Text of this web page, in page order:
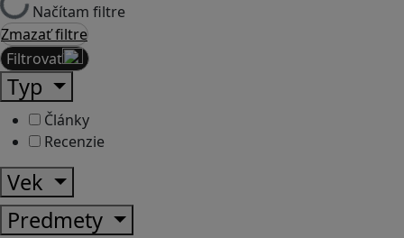
Načítam filtre
Zmazať filtre
Filtrovať
Typ
Články
Recenzie
Vek
Predmety